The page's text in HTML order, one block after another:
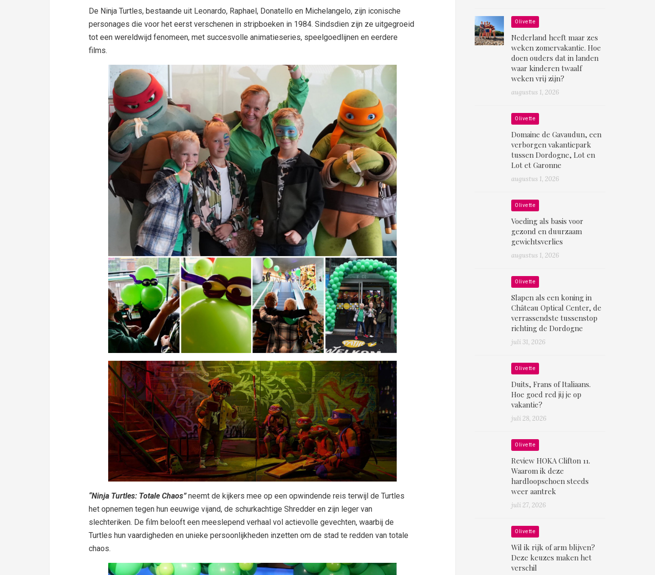
De Ninja Turtles, bestaande uit Leonardo, Raphael, Donatello en Michelangelo, zijn iconische
personages die voor het eerst verschenen in stripboeken in 1984. Sindsdien zijn ze uitgegroeid
tot een wereldwijd fenomeen, met succesvolle animatieseries, speelgoedlijnen en eerdere
films.
“Ninja Turtles: Totale Chaos”neemt de kijkers mee op een opwindende reis terwijl de Turtles
het opnemen tegen hun eeuwige vijand, de schurkachtige Shredder en zijn leger van
slechteriken. De film belooft een meeslepend verhaal vol actievolle gevechten, waarbij de
Turtles hun vaardigheden en unieke persoonlijkheden inzetten om de stad te redden van totale
chaos.
Olivette
Nederland heeft maar zes
weken zomervakantie. Hoe
doen ouders dat in landen
waar kinderen twaalf
weken vrij zijn?
augustus 1, 2026
Olivette
Domaine de Gavaudun, een
verborgen vakantiepark
tussen Dordogne, Lot en
Lot et Garonne
augustus 1, 2026
Olivette
Voeding als basis voor
gezond en duurzaam
gewichtsverlies
augustus 1, 2026
Olivette
Slapen als een koning in
Château Optical Center, de
verrassendste tussenstop
richting de Dordogne
juli 31, 2026
Olivette
Duits, Frans of Italiaans.
Hoe goed red jij je op
vakantie?
juli 28, 2026
Olivette
Review HOKA Clifton 11.
Waarom ik deze
hardloopschoen steeds
weer aantrek
juli 27, 2026
Olivette
Wil ik rijk of arm blijven?
Deze keuzes maken het
verschil